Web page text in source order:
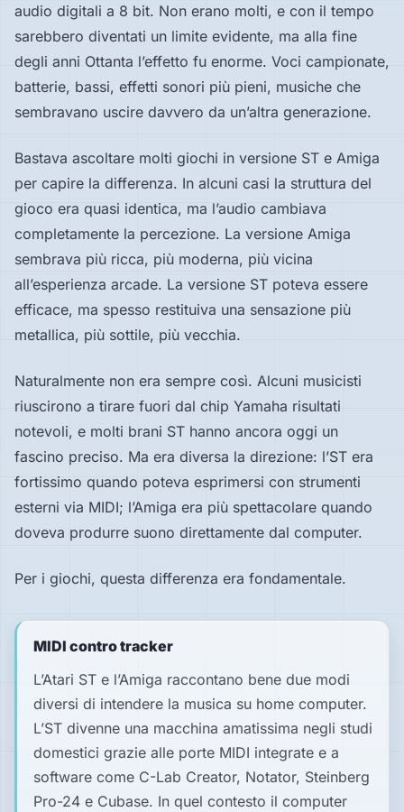
audio digitali a 8 bit. Non erano molti, e con il tempo
sarebbero diventati un limite evidente, ma alla fine
degli anni Ottanta l’effetto fu enorme. Voci campionate,
batterie, bassi, effetti sonori più pieni, musiche che
sembravano uscire davvero da un’altra generazione.
Bastava ascoltare molti giochi in versione ST e Amiga
per capire la differenza. In alcuni casi la struttura del
gioco era quasi identica, ma l’audio cambiava
completamente la percezione. La versione Amiga
sembrava più ricca, più moderna, più vicina
all’esperienza arcade. La versione ST poteva essere
efficace, ma spesso restituiva una sensazione più
metallica, più sottile, più vecchia.
Naturalmente non era sempre così. Alcuni musicisti
riuscirono a tirare fuori dal chip Yamaha risultati
notevoli, e molti brani ST hanno ancora oggi un
fascino preciso. Ma era diversa la direzione: l’ST era
fortissimo quando poteva esprimersi con strumenti
esterni via MIDI; l’Amiga era più spettacolare quando
doveva produrre suono direttamente dal computer.
Per i giochi, questa differenza era fondamentale.
MIDI contro tracker
L’Atari ST e l’Amiga raccontano bene due modi
diversi di intendere la musica su home computer.
L’ST divenne una macchina amatissima negli studi
domestici grazie alle porte MIDI integrate e a
software come C-Lab Creator, Notator, Steinberg
Pro-24 e Cubase. In quel contesto il computer